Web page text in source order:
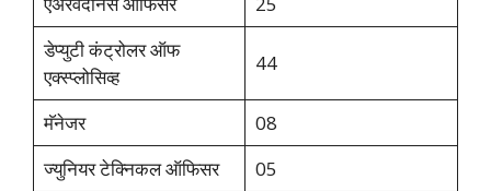
डेप्युटी कंट्रोलर ऑफ
एक्स्प्लोसिव्ह
44
मॅनेजर
08
ज्युनियर टेक्निकल ऑफिसर
05